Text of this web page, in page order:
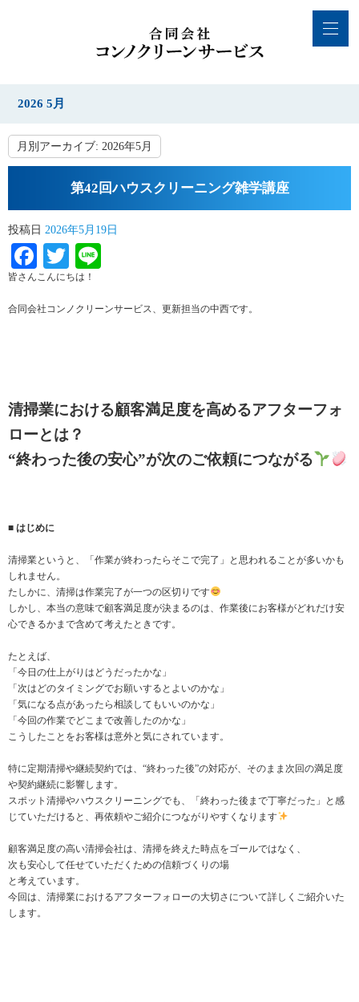
2026 5月
月別アーカイブ: 2026年5月
第42回ハウスクリーニング雑学講座
投稿日 2026年5月19日
Facebook
Twitter
皆さんこんにちは！
合同会社コンノクリーンサービス、更新担当の中西です。
清掃業における顧客満足度を高めるアフターフォ
ローとは？
“終わった後の安心”が次のご依頼につながる
■ はじめに
清掃業というと、「作業が終わったらそこで完了」と思われることが多いかも
しれません。
たしかに、清掃は作業完了が一つの区切りです
しかし、本当の意味で顧客満足度が決まるのは、作業後にお客様がどれだけ安
心できるかまで含めて考えたときです。
たとえば、
「今日の仕上がりはどうだったかな」
「次はどのタイミングでお願いするとよいのかな」
「気になる点があったら相談してもいいのかな」
「今回の作業でどこまで改善したのかな」
こうしたことをお客様は意外と気にされています。
特に定期清掃や継続契約では、“終わった後”の対応が、そのまま次回の満足度
や契約継続に影響します。
スポット清掃やハウスクリーニングでも、「終わった後まで丁寧だった」と感
じていただけると、再依頼やご紹介につながりやすくなります
顧客満足度の高い清掃会社は、清掃を終えた時点をゴールではなく、
次も安心して任せていただくための信頼づくりの場
と考えています。
今回は、清掃業におけるアフターフォローの大切さについて詳しくご紹介いた
します。